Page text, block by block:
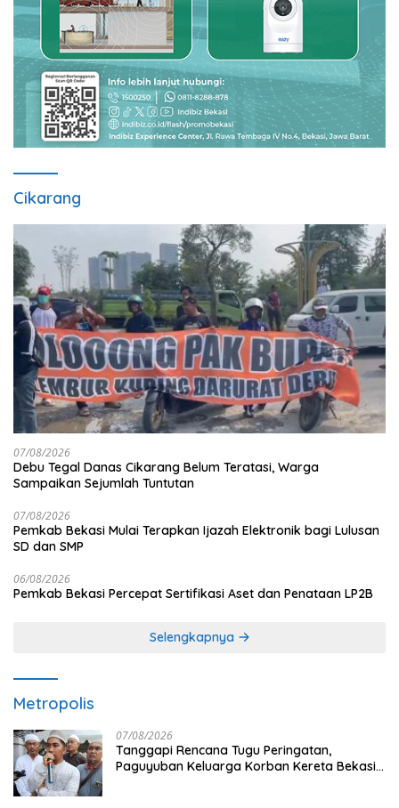
Cikarang
07/08/2026
Debu Tegal Danas Cikarang Belum Teratasi, Warga
Sampaikan Sejumlah Tuntutan
07/08/2026
Pemkab Bekasi Mulai Terapkan Ijazah Elektronik bagi Lulusan
SD dan SMP
06/08/2026
Pemkab Bekasi Percepat Sertifikasi Aset dan Penataan LP2B
Selengkapnya
Metropolis
07/08/2026
Tanggapi Rencana Tugu Peringatan,
Paguyuban Keluarga Korban Kereta Bekasi